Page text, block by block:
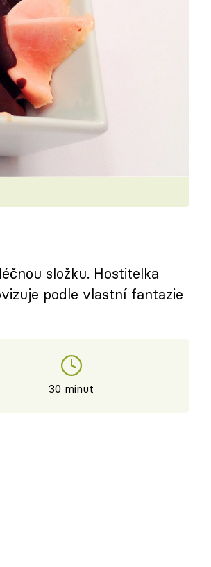
složku. Hostitelka
podle vlastní fantazie
30 minut